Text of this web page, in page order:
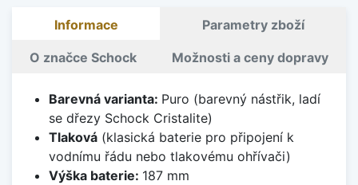
Informace Parametry zboží
O značce Schock Možnosti a ceny dopravy
Barevná varianta: Puro (barevný nástřik, ladí
se dřezy Schock Cristalite)
Tlaková(klasická baterie pro připojení k
vodnímu řádu nebo tlakovému ohřívači)
Výška baterie: 187 mm